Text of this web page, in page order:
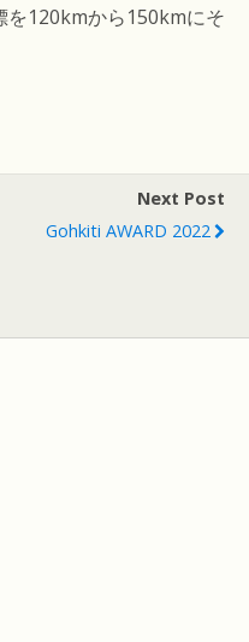
120kmから150kmにそ
Next Post
Gohkiti AWARD 2022